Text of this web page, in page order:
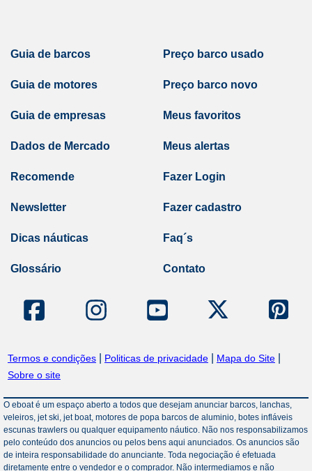
Guia de barcos
Guia de motores
Guia de empresas
Dados de Mercado
Preço barco usado
Preço barco novo
Meus favoritos
Meus alertas
Recomende
Newsletter
Dicas náuticas
Glossário
Fazer Login
Fazer cadastro
Faq´s
Contato
Termos e condições Politicas de privacidade Mapa do Site
Sobre o site
O eboat é um espaço aberto a todos que desejam anunciar barcos, lanchas,
veleiros, jet ski, jet boat, motores de popa barcos de aluminio, botes infláveis
escunas trawlers ou qualquer equipamento náutico. Não nos responsabilizamos
pelo conteúdo dos anuncios ou pelos bens aqui anunciados. Os anuncios são
de inteira responsabilidade do anunciante. Toda negociação é efetuada
diretamente entre o vendedor e o comprador. Não intermediamos e não